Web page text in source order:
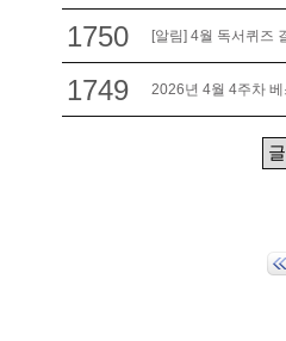
1750 [알림] 4월 독서퀴즈
1749 2026년 4월 4주차